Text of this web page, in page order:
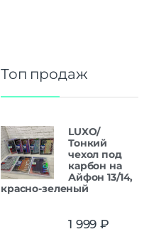
Топ продаж
LUXO/
Тонкий
чехол под
карбон на
Айфон 13/14,
красно-зеленый
1 999 ₽